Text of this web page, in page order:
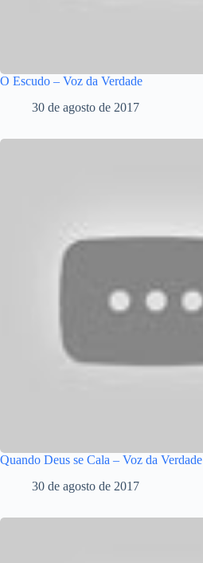
O Escudo – Voz da Verdade
30 de agosto de 2017
Quando Deus se Cala – Voz da Verdade
30 de agosto de 2017